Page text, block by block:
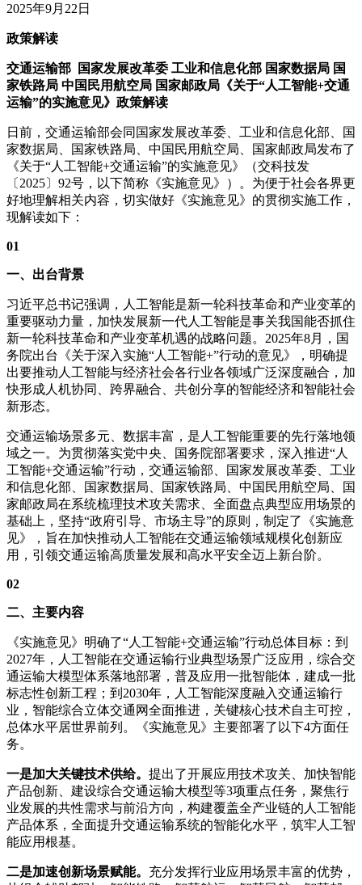
2025年9月22日
政策解读
交通运输部 国家发展改革委 工业和信息化部 国家数据局 国
家铁路局 中国民用航空局 国家邮政局《关于“人工智能+交通
运输”的实施意见》政策解读
日前，交通运输部会同国家发展改革委、工业和信息化部、国
家数据局、国家铁路局、中国民用航空局、国家邮政局发布了
《关于“人工智能+交通运输”的实施意见》（交科技发
〔2025〕92号，以下简称《实施意见》）。为便于社会各界更
好地理解相关内容，切实做好《实施意见》的贯彻实施工作，
现解读如下：
01
一、出台背景
习近平总书记强调，人工智能是新一轮科技革命和产业变革的
重要驱动力量，加快发展新一代人工智能是事关我国能否抓住
新一轮科技革命和产业变革机遇的战略问题。2025年8月，国
务院出台《关于深入实施“人工智能+”行动的意见》，明确提
出要推动人工智能与经济社会各行业各领域广泛深度融合，加
快形成人机协同、跨界融合、共创分享的智能经济和智能社会
新形态。
交通运输场景多元、数据丰富，是人工智能重要的先行落地领
域之一。为贯彻落实党中央、国务院部署要求，深入推进“人
工智能+交通运输”行动，交通运输部、国家发展改革委、工业
和信息化部、国家数据局、国家铁路局、中国民用航空局、国
家邮政局在系统梳理技术攻关需求、全面盘点典型应用场景的
基础上，坚持“政府引导、市场主导”的原则，制定了《实施意
见》，旨在加快推动人工智能在交通运输领域规模化创新应
用，引领交通运输高质量发展和高水平安全迈上新台阶。
02
二、主要内容
《实施意见》明确了“人工智能+交通运输”行动总体目标：到
2027年，人工智能在交通运输行业典型场景广泛应用，综合交
通运输大模型体系落地部署，普及应用一批智能体，建成一批
标志性创新工程；到2030年，人工智能深度融入交通运输行
业，智能综合立体交通网全面推进，关键核心技术自主可控，
总体水平居世界前列。《实施意见》主要部署了以下4方面任
务。
一是加大关键技术供给。 提出了开展应用技术攻关、加快智能
产品创新、建设综合交通运输大模型等3项重点任务，聚焦行
业发展的共性需求与前沿方向，构建覆盖全产业链的人工智能
产品体系，全面提升交通运输系统的智能化水平，筑牢人工智
能应用根基。
二是加速创新场景赋能。 充分发挥行业应用场景丰富的优势，